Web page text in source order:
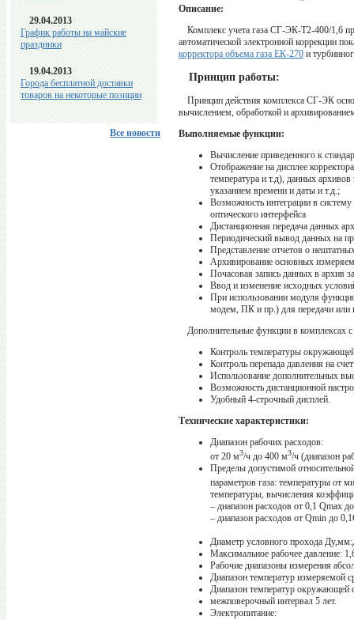
29.04.2013
График работы на майские
праздники
19.04.2013
Города бесплатной доставки
товаров на некоторые позиции
Все новости
Описание:
Комплекс учета газа СГ-ЭК-Т2-400/1,6
автоматической электронной коррекции
корректора объема газа ЕК-270 и
Принцип работы:
Принцип действия комплекса СГ-ЭК
вычислением, обработкой и
Выполняемые функции:
Вычисление приведенного к
Отображение на дисплее
температура и т.д), данных
указанием времени и даты и т.д.;
Возможность интеграции в
оптического интерфейса
Дистанционная передача данных
Периодический вывод данных на
Представление отчетов о
Архивирование основных
Почасовая запись данных в архив
Ввод и изменение исходных
При использовании модуля
модем, ПК и пр.) для передачи или
Дополнительные функции в комплексах с
Контроль температуры
Контроль перепада давления на
Использование дополнительных
Возможность дистанционной
Удобный 4-строчный дисплей.
Технические характеристики:
Диапазон рабочих расходов:
от 20 м3/ч до 400 м3/ч (диапазон
Пределы допустимой
параметров газа: температуры от
температуры, вычисления
– диапазон расходов от 0,1 Qmax
– диапазон расходов от Qmin до
Диаметр условного прохода
Максимальное рабочее давление:
Рабочие диапазоны измерения
Диапазон температур измеряемой
Диапазон температур окружающей
межповерочный интервал 5 лет.
Электропитание: